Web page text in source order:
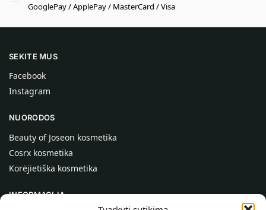
GooglePay / ApplePay / MasterCard / Visa
SEKITE MUS
Facebook
Instagram
NUORODOS
Beauty of Joseon kosmetika
Cosrx kosmetika
Korėjietiška kosmetika
INFORMACIJA